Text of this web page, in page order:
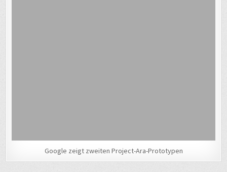
Google zeigt zweiten Project-Ara-Prototypen